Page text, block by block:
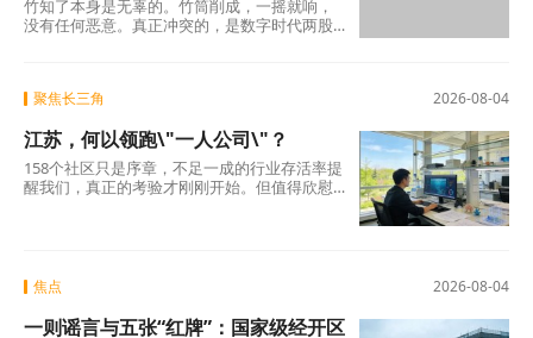
竹知了本身是无辜的。竹筒削成，一摇就响，
没有任何恶意。真正冲突的，是数字时代两股
2026-08-04
聚焦长三角
江苏，何以领跑\"一人公司\"？
158个社区只是序章，不足一成的行业存活率提
醒我们，真正的考验才刚刚开始。但值得欣慰
2026-08-04
焦点
一则谣言与五张“红牌”：国家级经开区